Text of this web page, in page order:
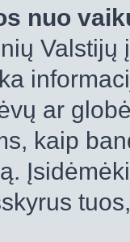
nuo
ar
kaip